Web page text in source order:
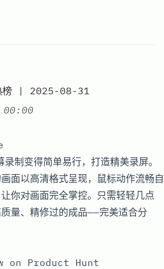
榜 | 2025-08-31
at
00:00
制变得简单易行，打造精美录屏。
面以高清格式呈现，鼠标动作流畅自
你对画面完全掌控。只需轻轻几点
量、精修过的成品——完美适合分
on Product Hunt